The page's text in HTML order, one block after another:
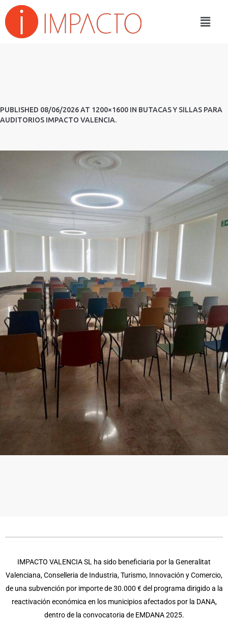
PUBLISHED 08/06/2026AT 1200×1600 IN BUTACAS Y SILLAS PARA
AUDITORIOS IMPACTO VALENCIA.
IMPACTO VALENCIA SL ha sido beneficiaria por la Generalitat
Valenciana, Conselleria de Industria, Turismo, Innovación y Comercio,
de una subvención por importe de 30.000 € del programa dirigido a la
reactivación económica en los municipios afectados por la DANA,
dentro de la convocatoria de EMDANA 2025.